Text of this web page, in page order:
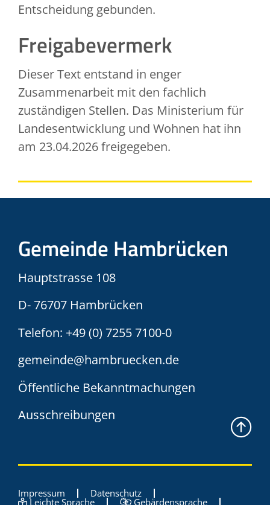
Entscheidung gebunden.
Freigabevermerk
Dieser Text entstand in enger
Zusammenarbeit mit den fachlich
zuständigen Stellen. Das Ministerium für
Landesentwicklung und Wohnen hat ihn
am 23.04.2026 freigegeben.
Gemeinde Hambrücken
Hauptstrasse 108
D- 76707 Hambrücken
Telefon: +49 (0) 7255 7100-0
gemeinde@hambruecken.de
Öffentliche Bekanntmachungen
Ausschreibungen
Impressum Datenschutz
Leichte Sprache Gebärdensprache